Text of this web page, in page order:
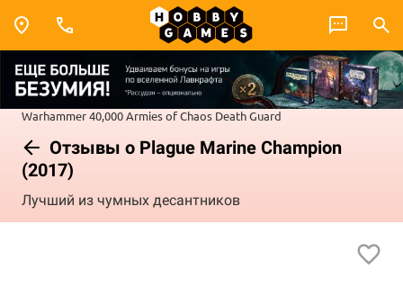
Warhammer 40,000Armies of Chaos Death Guard
Отзывы о Plague Marine Champion
(2017)
Лучший из чумных десантников